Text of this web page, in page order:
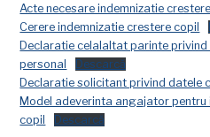
Acte necesare indemnizatie
Cerere indemnizatie crestere copil
Declaratie celalaltat parinte
personal
Descarcă
Declaratie solicitant privind datele
Model adeverinta angajator pentru
copil
Descarcă